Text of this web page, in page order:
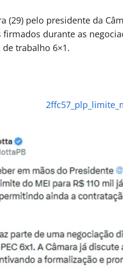
pelo presidente da
durante as
de trabalho 6×1.